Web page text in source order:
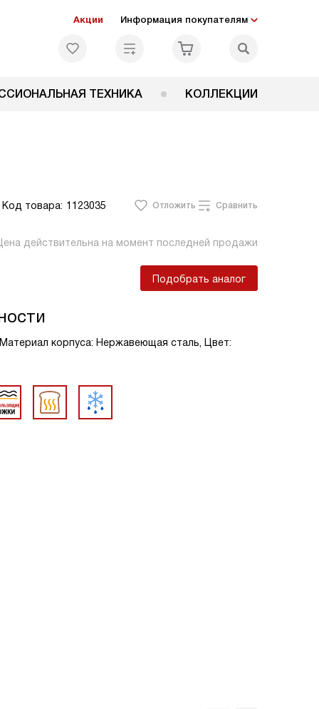
Акции Информация покупателям
ТЕХНИКА КОЛЛЕКЦИИ
Код товара: 1123035 Отложить Сравнить
действительна на момент последней продажи
Подобрать аналог
корпуса: Нержавеющая сталь, Цвет: